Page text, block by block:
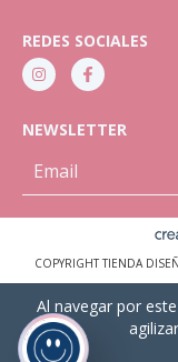
Al navegar por
REDES SOCIALES
NEWSLETTER
COPYRIGHT TIENDA